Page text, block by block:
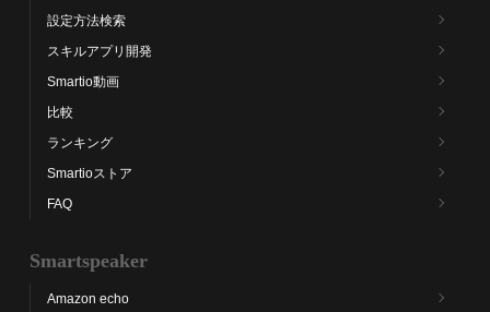
設定方法検索
スキルアプリ開発
Smartio動画
比較
ランキング
Smartioストア
FAQ
Smartspeaker
Amazon echo